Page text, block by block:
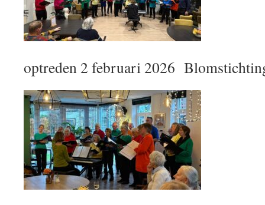
optreden 2 februari 2026